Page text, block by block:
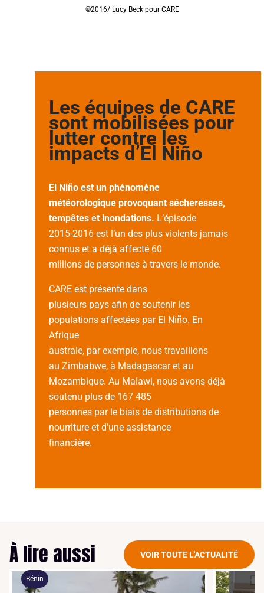
©2016/ Lucy Beck pour CARE
Les équipes de CARE
sont mobilisées pour
lutter contre les
impacts d’El Niño
El Niño est un phénomène
météorologique provoquant sécheresses,
tempêtes et inondations. L’épisode
2015-2016 est l’un des plus violents jamais
connus et a déjà affecté 60
millions de personnes à travers le monde.
CARE est présente dans
plusieurs pays afin de soutenir les
populations affectées par El Niño. En
Afrique
australe, par exemple, nous travaillons
au Zimbabwe, à Madagascar et au
Mozambique. Au Malawi, nous avons déjà
soutenu plus de 167 485
personnes par le biais de distributions de
nourriture et d’une assistance
financière.
À lire aussi VOIR TOUTE L'ACTUALITÉ
Bénin